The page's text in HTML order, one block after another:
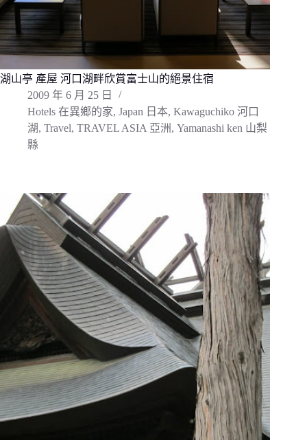
湖山亭 產屋 河口湖畔欣賞富士山的絕景住宿
2009 年 6 月 25 日
Hotels 在異鄉的家, Japan 日本, Kawaguchiko 河口
湖, Travel, TRAVEL ASIA 亞洲, Yamanashi ken 山梨
縣